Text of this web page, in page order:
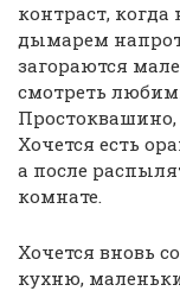
контраст, когда
дымарем
загораются
смотреть
Хочется есть
а после
комнате.
Хочется вновь
кухню,